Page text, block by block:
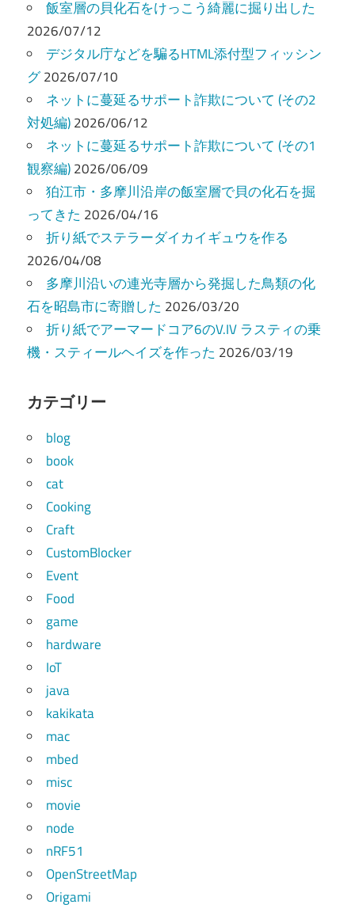
ゲ
ー
シ
ョ
ン
飯室層の貝化石をけっこう綺麗に掘り出した
2026/07/12
デジタル庁などを騙るHTML添付型フィッシン
グ2026/07/10
ネットに蔓延るサポート詐欺について (その2
対処編)2026/06/12
ネットに蔓延るサポート詐欺について (その1
観察編)2026/06/09
狛江市・多摩川沿岸の飯室層で貝の化石を掘
ってきた 2026/04/16
折り紙でステラーダイカイギュウを作る
2026/04/08
多摩川沿いの連光寺層から発掘した鳥類の化
石を昭島市に寄贈した 2026/03/20
折り紙でアーマードコア6のV.IV ラスティの乗
機・スティールヘイズを作った 2026/03/19
カテゴリー
blog
book
cat
Cooking
Craft
CustomBlocker
Event
Food
game
hardware
IoT
java
kakikata
mac
mbed
misc
movie
node
nRF51
OpenStreetMap
Origami